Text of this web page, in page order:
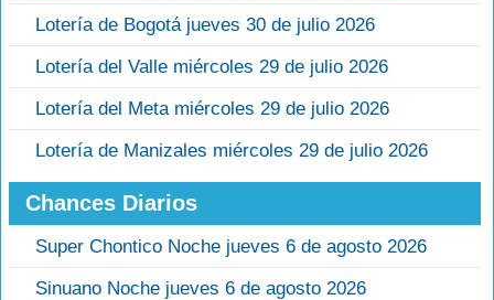
Lotería de Bogotá jueves 30 de julio 2026
Lotería del Valle miércoles 29 de julio 2026
Lotería del Meta miércoles 29 de julio 2026
Lotería de Manizales miércoles 29 de julio 2026
Chances Diarios
Super Chontico Noche jueves 6 de agosto 2026
Sinuano Noche jueves 6 de agosto 2026